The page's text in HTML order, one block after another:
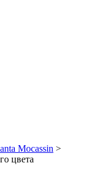
Mocassin >
цвета